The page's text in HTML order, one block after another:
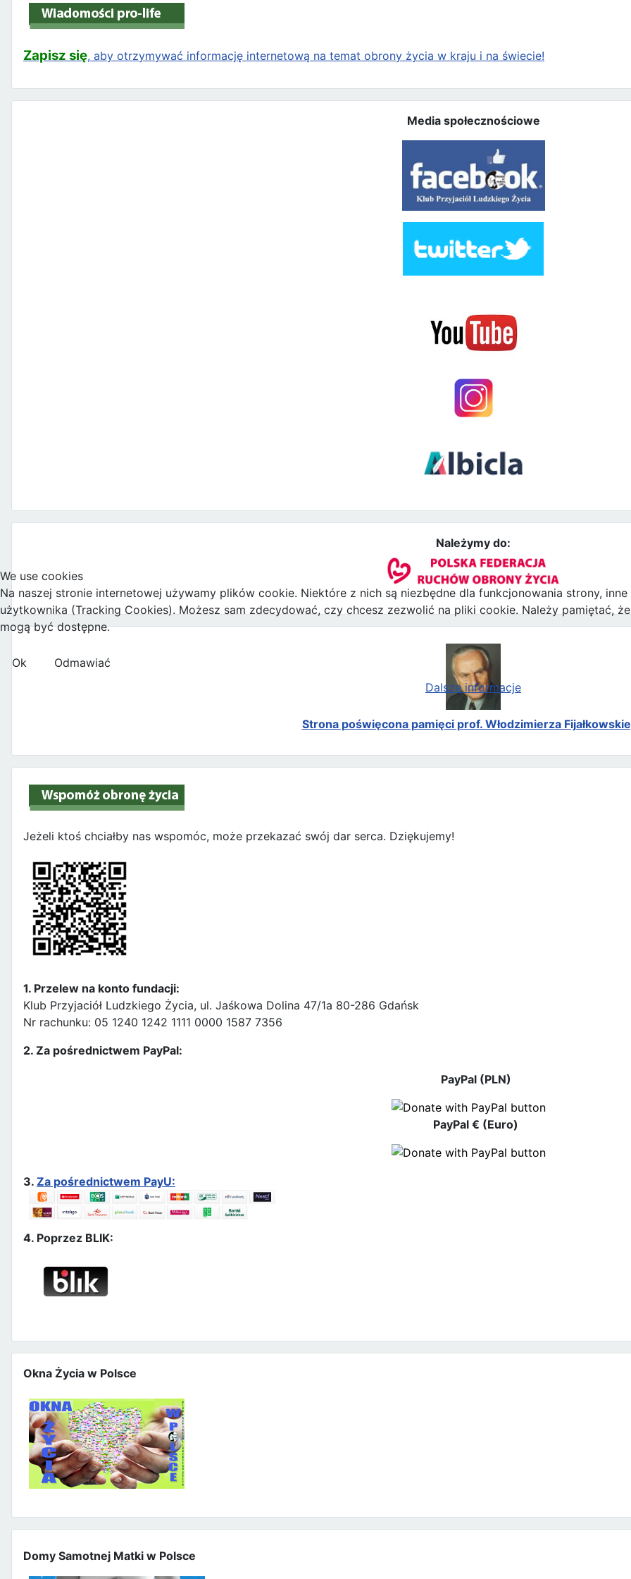
Zapisz się, aby otrzymywać informację internetową na temat obrony życia w kraju i na świecie!
Media społecznościowe
Należymy do:
Strona poświęcona pamięci prof. Włodzimierza
Jeżeli ktoś chciałby nas wspomóc, może przekazać swój dar serca. Dziękujemy!
1. Przelew na konto fundacji:
Klub Przyjaciół Ludzkiego Życia, ul. Jaśkowa Dolina 47/1a 80-286 Gdańsk
Nr rachunku: 05 1240 1242 1111 0000 1587 7356
2. Za pośrednictwem PayPal:
PayPal (PLN)
PayPal € (Euro)
3. Za pośrednictwem PayU:
4. Poprzez BLIK:
Okna Życia w Polsce
Domy Samotnej Matki w Polsce
We use cookies
Na naszej stronie internetowej używamy plików cookie. Niektóre z nich są niezbędne dla funkcjonowania strony,
użytkownika (Tracking Cookies). Możesz sam zdecydować, czy chcesz zezwolić na pliki cookie. Należy pamiętać,
mogą być dostępne.
Ok
Odmawiać
Dalsze informacje